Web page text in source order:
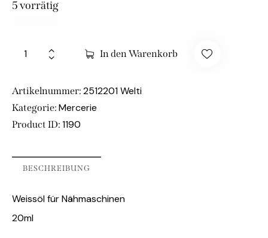
5 vorrätig
In den Warenkorb
Artikelnummer: 2512201 Welti
Kategorie: Mercerie
Product ID: 1190
BESCHREIBUNG
Weissöl für Nähmaschinen
20ml